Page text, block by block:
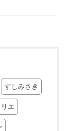
すしみさき
エ